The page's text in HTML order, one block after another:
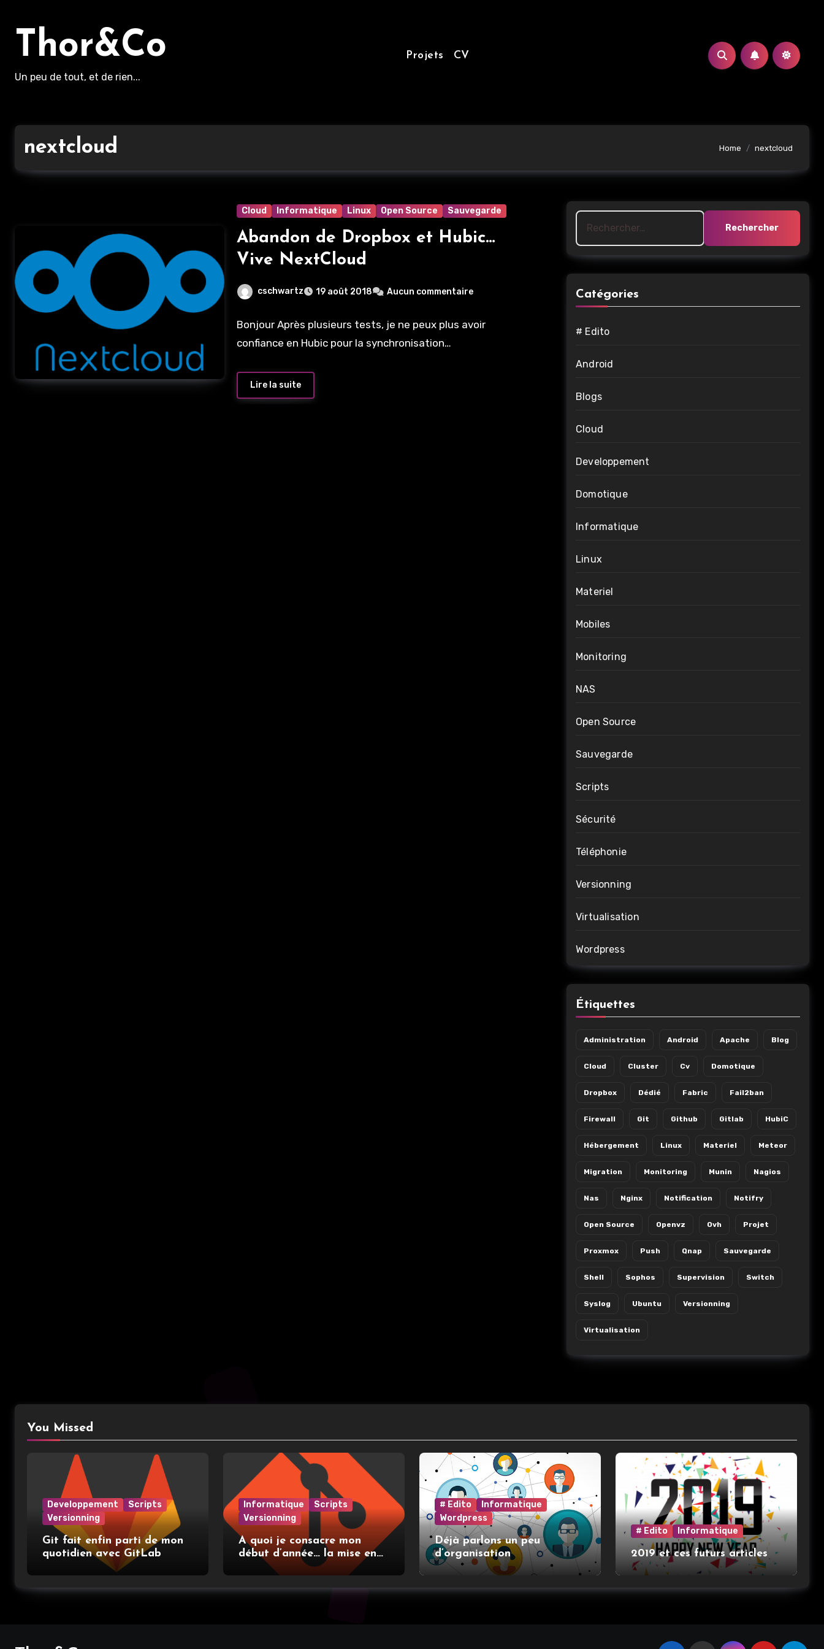
principalThor&Co
Un peu de tout, et de rien...
Projets CV
nextcloud Home nextcloud
Cloud Informatique Linux Open Source Sauvegarde
Abandon de Dropbox et Hubic…
Vive NextCloud
cschwartz 19 août 2018 Aucun commentaire
Bonjour Après plusieurs tests, je ne peux plus avoir
confiance en Hubic pour la synchronisation…
Lire la suite
Rechercher :
Catégories
# Edito
Android
Blogs
Cloud
Developpement
Domotique
Informatique
Linux
Materiel
Mobiles
Monitoring
NAS
Open Source
Sauvegarde
Scripts
Sécurité
Téléphonie
Versionning
Virtualisation
Wordpress
Étiquettes
Administration Android Apache Blog
Cloud Cluster Cv Domotique
Dropbox Dédié Fabric Fail2ban
Firewall Git Github Gitlab HubiC
Hébergement Linux Materiel Meteor
Migration Monitoring Munin Nagios
Nas Nginx Notification Notifry
Open Source Openvz Ovh Projet
Proxmox Push Qnap Sauvegarde
Shell Sophos Supervision Switch
Syslog Ubuntu Versionning
Virtualisation
You Missed
Developpement
Scripts
Versionning
Git fait enfin parti de mon
quotidien avec GitLab
Informatique
Scripts
Versionning
A quoi je consacre mon
début d’année… la mise en
place et l’utilisation de git
# Edito
Informatique
Wordpress
Déjà parlons un peu
d’organisation
# Edito Informatique
2019 et ces futurs articles